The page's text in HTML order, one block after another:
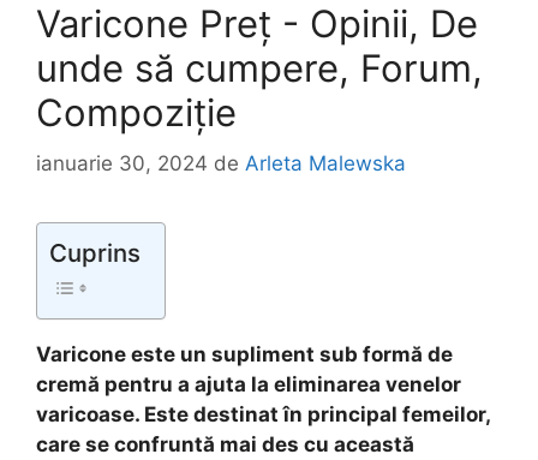
Varicone Preț - Opinii, De
unde să cumpere, Forum,
Compoziție
ianuarie 30, 2024 de Arleta Malewska
Cuprins
Varicone este un supliment sub formă de
cremă pentru a ajuta la eliminarea venelor
varicoase. Este destinat în principal femeilor,
care se confruntă mai des cu această